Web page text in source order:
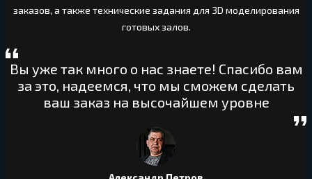
заказов, а также технические задания для 3D моделирования
готовых залов.
Вы уже так много о нас знаете! Спасибо вам
за это, надеемся, что мы сможем сделать
ваш заказ на высочайшем уровне